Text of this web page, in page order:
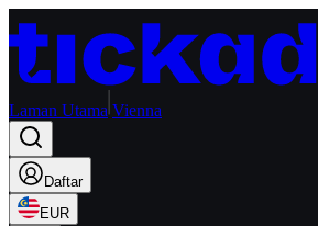
Laman Utama Vienna
Daftar
EUR